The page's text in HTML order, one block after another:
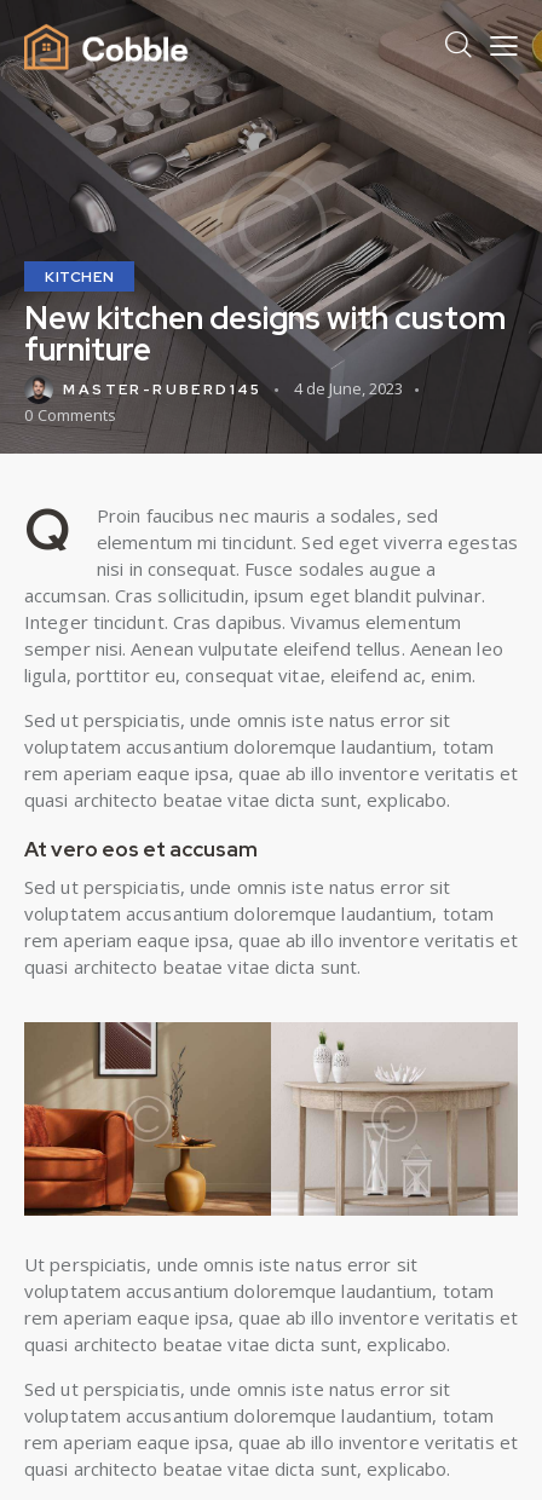
KITCHEN
New kitchen designs with custom
furniture
MASTER-RUBERD145
4 de June, 2023
0 Comments
Q
Proin faucibus nec mauris a sodales, sed
elementum mi tincidunt. Sed eget viverra egestas
nisi in consequat. Fusce sodales augue a
accumsan. Cras sollicitudin, ipsum eget blandit pulvinar.
Integer tincidunt. Cras dapibus. Vivamus elementum
semper nisi. Aenean vulputate eleifend tellus. Aenean leo
ligula, porttitor eu, consequat vitae, eleifend ac, enim.
Sed ut perspiciatis, unde omnis iste natus error sit
voluptatem accusantium doloremque laudantium, totam
rem aperiam eaque ipsa, quae ab illo inventore veritatis et
quasi architecto beatae vitae dicta sunt, explicabo.
At vero eos et accusam
Sed ut perspiciatis, unde omnis iste natus error sit
voluptatem accusantium doloremque laudantium, totam
rem aperiam eaque ipsa, quae ab illo inventore veritatis et
quasi architecto beatae vitae dicta sunt.
Ut perspiciatis, unde omnis iste natus error sit
voluptatem accusantium doloremque laudantium, totam
rem aperiam eaque ipsa, quae ab illo inventore veritatis et
quasi architecto beatae vitae dicta sunt, explicabo.
Sed ut perspiciatis, unde omnis iste natus error sit
voluptatem accusantium doloremque laudantium, totam
rem aperiam eaque ipsa, quae ab illo inventore veritatis et
quasi architecto beatae vitae dicta sunt, explicabo.